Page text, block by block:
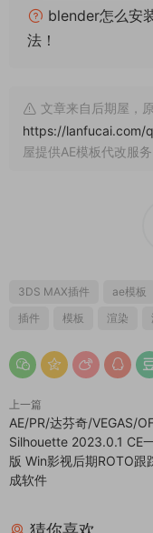
blender怎么安
法！
文章来自后期屋，
https://lanfucai.com/
屋提供AE模板代改服务
3DS MAX插件 ae模板
插件
模板 渲染
上一篇
AE/PR/达芬奇/VEGAS/
Silhouette 2023.0.1 CE
版 Win影视后期ROTO跟
成软件